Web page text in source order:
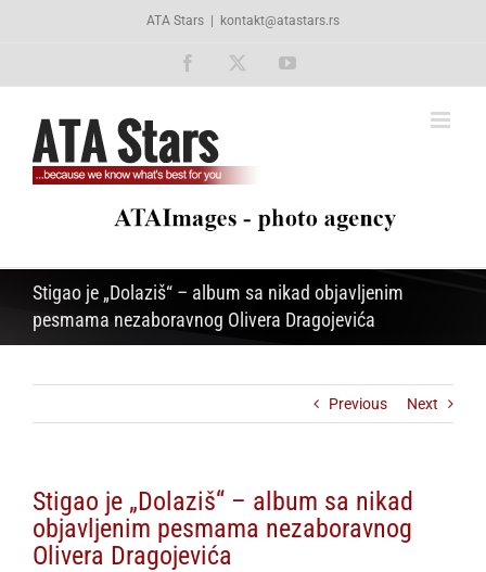
ATA Stars kontakt@atastars.rs
Facebook YouTube
Stigao je „Dolaziš“ – album sa nikad objavljenim
pesmama nezaboravnog Olivera Dragojevića
Previous Next
Stigao je „Dolaziš“ – album sa nikad
objavljenim pesmama nezaboravnog
Olivera Dragojevića